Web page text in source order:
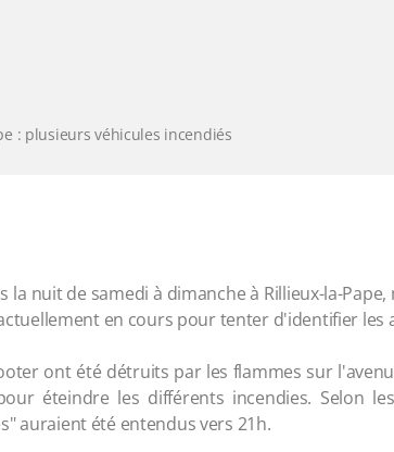
: plusieurs véhicules incendiés
nuit de samedi à dimanche à Rillieux-la-Pape,
en cours pour tenter d'identifier les
ont été détruits par les flammes sur
éteindre les différents incendies. Selon les
auraient été entendus vers 21h.